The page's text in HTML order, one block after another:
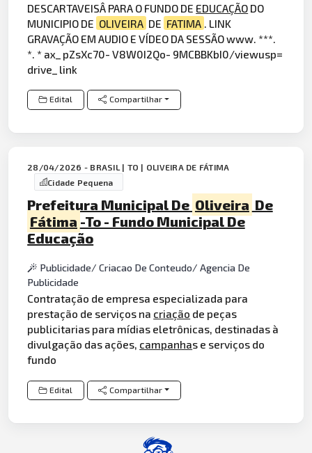
DESCARTAVEISÂ PARA O FUNDO DE EDUCAÇÃO DO
MUNICIPIO DE OLIVEIRA DE FATIMA
. LINK
GRAVAÇÃO EM AUDIO E VÍDEO DA SESSÃO www. ***.
*. * ax_ pZsXc70- V8W0I2Qo- 9MCBBKbI0/viewusp=
drive_ link
Edital Compartilhar
28/04/2026 - BRASIL | TO | OLIVEIRA DE FÁTIMA
Cidade Pequena
Prefeitura Municipal De Oliveira De
Fátima -To - Fundo Municipal De
Educação
Publicidade/ Criacao De Conteudo/ Agencia De
Publicidade
Contratação de empresa especializada para
prestação de serviços na criação de peças
publicitarias para mídias eletrônicas, destinadas à
divulgação das ações, campanhas e serviços do
fundo
Edital Compartilhar